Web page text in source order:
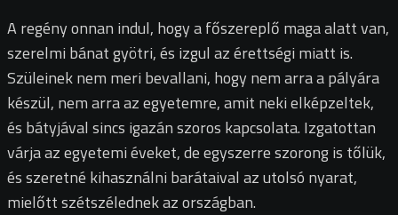
A regény onnan indul, hogy a főszereplő maga alatt van,
szerelmi bánat gyötri, és izgul az érettségi miatt is.
Szüleinek nem meri bevallani, hogy nem arra a pályára
készül, nem arra az egyetemre, amit neki elképzeltek,
és bátyjával sincs igazán szoros kapcsolata. Izgatottan
várja az egyetemi éveket, de egyszerre szorong is tőlük,
és szeretné kihasználni barátaival az utolsó nyarat,
mielőtt szétszélednek az országban.